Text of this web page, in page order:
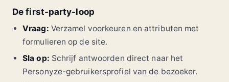
De first-party-loop
Vraag: Verzamel voorkeuren en attributen met
formulieren op de site.
Sla op: Schrijf antwoorden direct naar het
Personyze-gebruikersprofiel van de bezoeker.